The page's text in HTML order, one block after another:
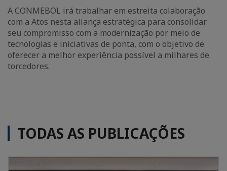
A CONMEBOL irá trabalhar em estreita colaboração
com a Atos nesta aliança estratégica para consolidar
seu compromisso com a modernização por meio de
tecnologias e iniciativas de ponta, com o objetivo de
oferecer a melhor experiência possível a milhares de
torcedores.
TODAS AS PUBLICAÇÕES